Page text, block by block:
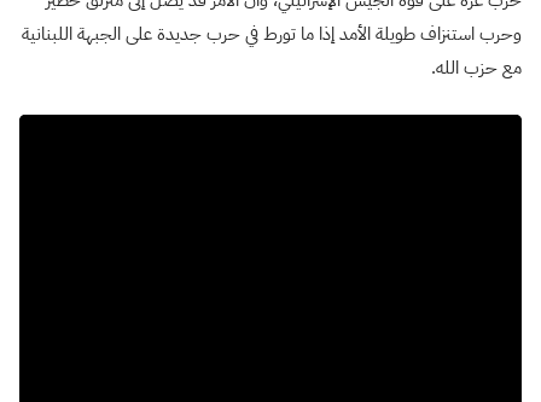
وحرب استنزاف طويلة الأمد إذا ما تورط في حرب جديدة على الجبهة اللبنانية
مع حزب الله.